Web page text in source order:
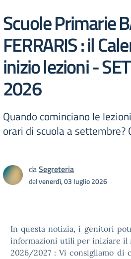
Scuole Primarie
FERRARIS : il
inizio lezioni -
2026
Quando cominciano le
orari di scuola a settembre?
daSegreteria
delvenerdì, 03 luglio 2026
In questa notizia, i genitori
informazioni utili per iniziare il
2026/2027 : Vi consigliamo di